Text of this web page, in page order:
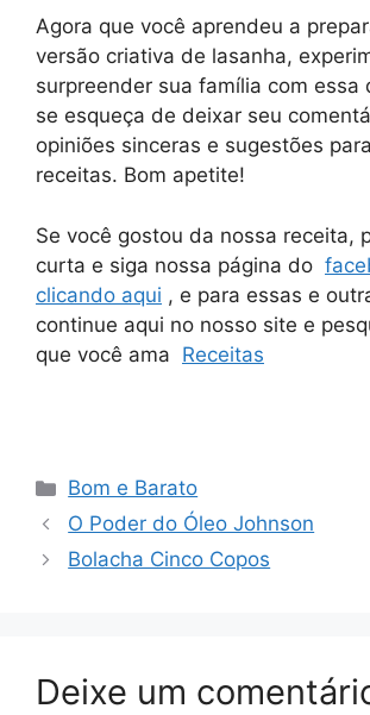
Agora que você aprendeu a
versão criativa de lasanha,
surpreender sua família com essa
se esqueça de deixar seu
opiniões sinceras e sugestões
receitas. Bom apetite!
Se você gostou da nossa receita,
curta e siga nossa página do
clicando aqui , e para essas e
continue aqui no nosso site e
que você ama Receitas
Categorias
Bom e Barato
O Poder do Óleo Johnson
Bolacha Cinco Copos
Deixe um